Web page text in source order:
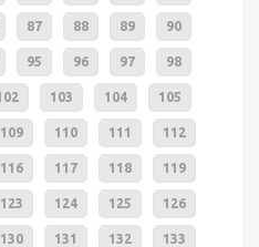
87 88 89 90
95 96 97 98
103 104 105
109 110 111 112
116 117 118 119
123 124 125 126
130 131 132 133